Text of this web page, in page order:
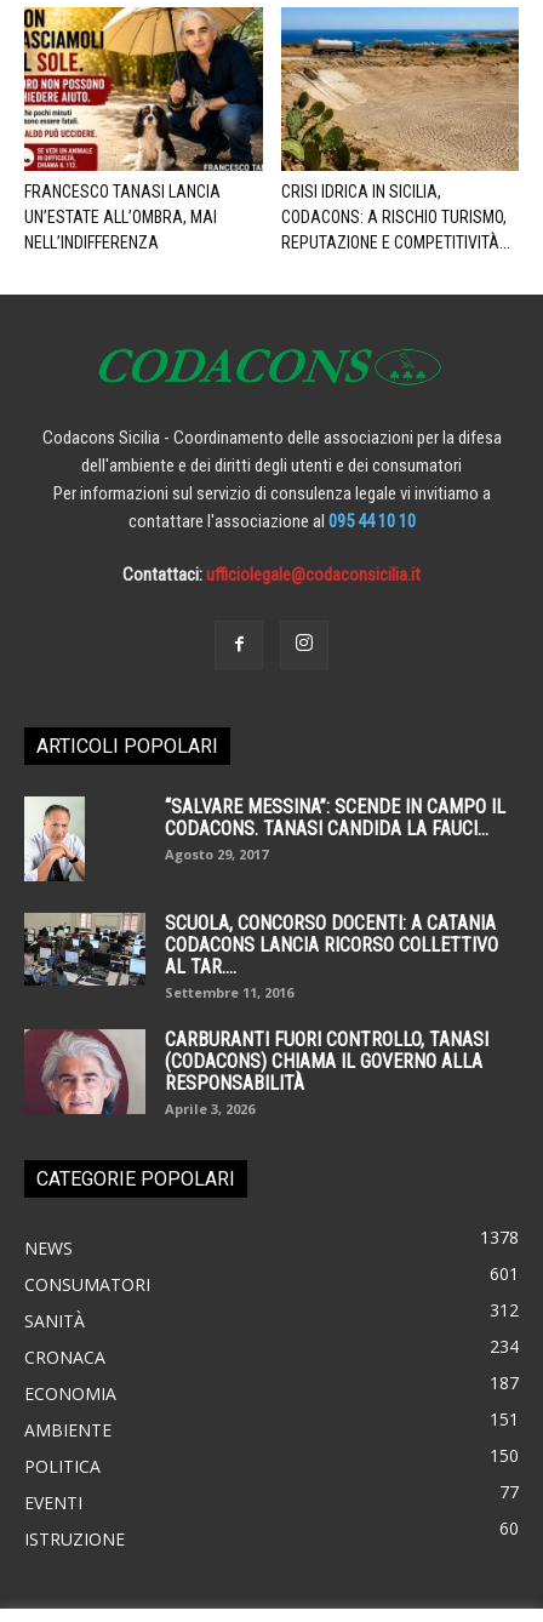
FRANCESCO TANASI LANCIA
UN’ESTATE ALL’OMBRA, MAI
NELL’INDIFFERENZA
CRISI IDRICA IN SICILIA,
CODACONS: A RISCHIO TURISMO,
REPUTAZIONE E COMPETITIVITÀ...
Codacons Sicilia - Coordinamento delle associazioni per la difesa
dell'ambiente e dei diritti degli utenti e dei consumatori
Per informazioni sul servizio di consulenza legale vi invitiamo a
contattare l'associazione al 095 44 10 10
Contattaci:ufficiolegale@codaconsicilia.it
ARTICOLI POPOLARI
“SALVARE MESSINA”: SCENDE IN CAMPO IL
CODACONS. TANASI CANDIDA LA FAUCI...
Agosto 29, 2017
SCUOLA, CONCORSO DOCENTI: A CATANIA
CODACONS LANCIA RICORSO COLLETTIVO
AL TAR....
Settembre 11, 2016
CARBURANTI FUORI CONTROLLO, TANASI
(CODACONS) CHIAMA IL GOVERNO ALLA
RESPONSABILITÀ
Aprile 3, 2026
CATEGORIE POPOLARI
NEWS 1378
CONSUMATORI 601
SANITÀ 312
CRONACA 234
ECONOMIA 187
AMBIENTE 151
POLITICA 150
EVENTI 77
ISTRUZIONE 60